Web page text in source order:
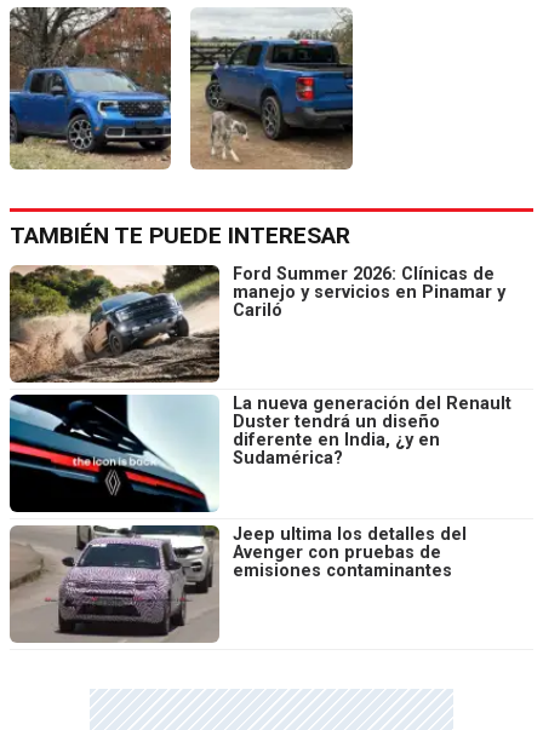
TAMBIÉN TE PUEDE INTERESAR
Ford Summer 2026: Clínicas de
manejo y servicios en Pinamar y
Cariló
La nueva generación del Renault
Duster tendrá un diseño
diferente en India, ¿y en
Sudamérica?
Jeep ultima los detalles del
Avenger con pruebas de
emisiones contaminantes